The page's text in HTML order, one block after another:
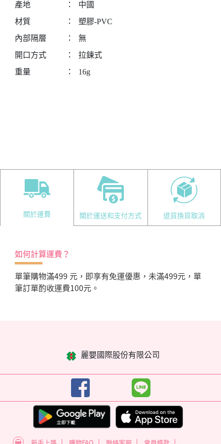
產地
：
中國
材質
：
塑膠-PVC
內部隔層
：
無
開口方式
：
拉鍊式
重量
： 16g
關於運費 關於運送和支付方式 退貨換貨取消
如何計算運費？
單筆購物滿499 元，即享有免運優惠，未滿499元，單
筆訂單酌收運費100元。
麗嬰國際股份有限公司